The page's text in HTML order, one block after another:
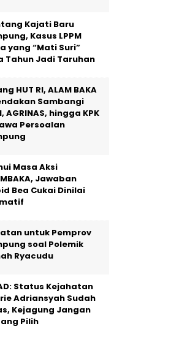
Kajati Baru
Kasus LPPM
yang “Mati Suri”
Tahun Jadi Taruhan
HUT RI, ALAM BAKA
Sambangi
AGRINAS, hingga KPK
Persoalan
Masa Aksi
Jawaban
Bea Cukai Dinilai
untuk Pemprov
soal Polemik
Ryacudu
Status Kejahatan
Adriansyah Sudah
Kejagung Jangan
Pilih